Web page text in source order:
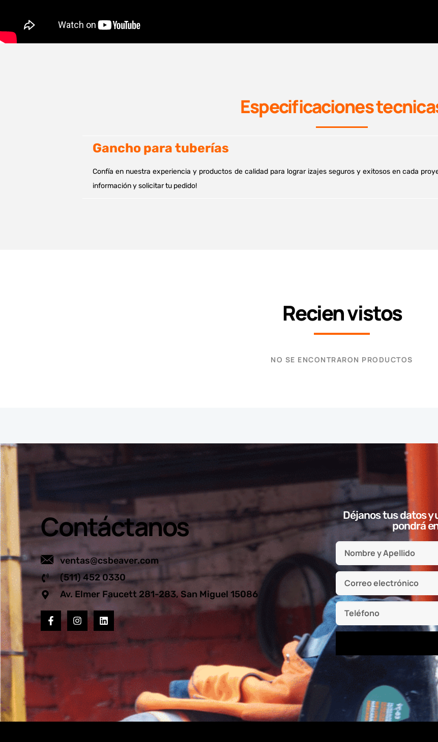
Especificaciones
Gancho para tuberías
Confía en nuestra experiencia y productos de calidad para lograr izajes seguros y exitosos en cada
información y solicitar tu pedido!
Recien vistos
NO SE ENCONTRARON PRODUCTOS
Contáctanos
ventas@csbeaver.com
(511) 452 0330
Av. Elmer Faucett 281-283, San Miguel 15086
Déjanos tus datos y
pondrá